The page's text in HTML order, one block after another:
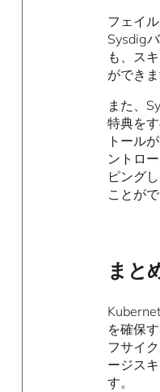
フェイ
Sysdig
も、ス
ができま
また、
特典を
トール
ントロ
ピング
ことがで
まと
を確保
フサイ
ージス
す。